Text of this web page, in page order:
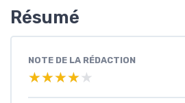
Résumé
NOTE DE LA RÉDACTION
★★★★★
★★★★★